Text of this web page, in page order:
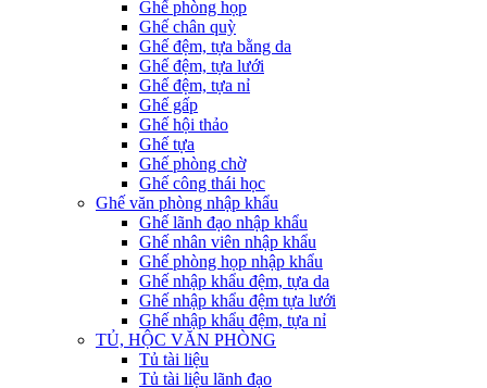
Ghế phòng họp
Ghế chân quỳ
Ghế đệm, tựa bằng da
Ghế đệm, tựa lưới
Ghế đệm, tựa nỉ
Ghế gấp
Ghế hội thảo
Ghế tựa
Ghế phòng chờ
Ghế công thái học
Ghế văn phòng nhập khẩu
Ghế lãnh đạo nhập khẩu
Ghế nhân viên nhập khẩu
Ghế phòng họp nhập khẩu
Ghế nhập khẩu đệm, tựa da
Ghế nhập khẩu đệm tựa lưới
Ghế nhập khẩu đệm, tựa nỉ
TỦ, HỘC VĂN PHÒNG
Tủ tài liệu
Tủ tài liệu lãnh đạo